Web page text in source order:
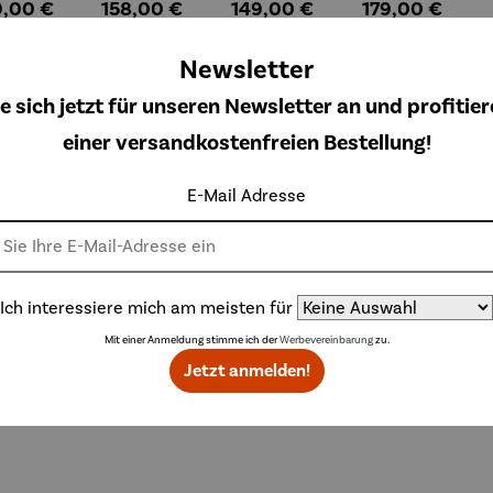
Preis:
€
et | Milo
grey
Regulärer Preis:
158,00 €
et |
240 L
terrakott
a
Regulärer Preis:
149,00 €
Salford
Regulärer
179,00 €
Topseller aus der Kategorie Gartenzubehör
Derzeit vergriffen
Newsletter
sich jetzt für unseren Newsletter an und
einer versandkostenfreien Bestellung!
E-Mail Adresse
Ich interessiere mich am meisten für
Mit einer Anmeldung stimme ich derWerbevereinbarungzu.
Jetzt anmelden!